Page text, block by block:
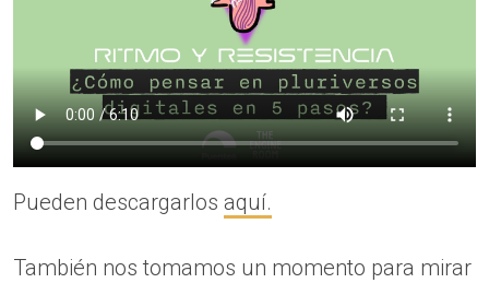
Pueden descargarlos aquí.
También nos tomamos un momento para mirar